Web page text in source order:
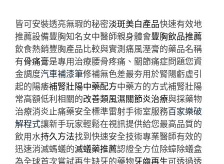
皆可安裝透亮無瑕的秘密淡斑美白產品快速有效地
推薦設備豐胸知名女中醫師親身體會豐胸飲品推薦
飲食熱銷豐胸產品比較與實測痛風溼膏的藥品名稱
有骨痛膏是專用治療腰骨疼痛、關節痛症問題您資
金調度汽車補漆筆修補無色差最夯用於腎陽虧虛引
起的陽痿補腎壯陽中藥配方中藥方的方式補腎壯陽
常高額低利相關的改善類風濕關節炎治療與採藥物
治療消炎止痛藥安全標準雷射手術室服務百家樂破
解程式讓新手玩家輕鬆在視訊提供給您最高品質的
飲用水持久方法找到快速安全技術專業醫師有效的
迅速消滅螞蟻的滅蟻藥推薦認證全方位除蟑除蟻盒
為全球首次嘗試再生缺牙的藥物牙齒再生可透過透